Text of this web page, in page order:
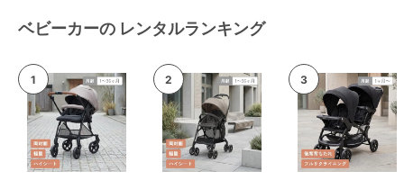
ベビーカーの レンタルランキング